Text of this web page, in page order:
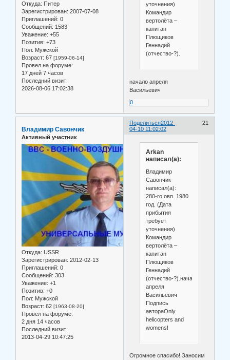
Откуда: Питер
Зарегистрирован: 2007-07-08
Приглашений: 0
Сообщений: 1583
Уважение: +55
Позитив: +73
Пол: Мужской
Возраст: 67 [1959-06-14]
Провел на форуме:
17 дней 7 часов
Последний визит:
2026-08-06 17:02:38
уточнения)
Командир
вертолёта –
капитан
Плющиков
Геннадий
(отчество-?).
начало апреля
Васильевич
0
Поделиться 21
2012-
04-10 11:02:02
Владимир Савончик
Активный участник
Откуда: USSR
Зарегистрирован: 2012-02-13
Приглашений: 0
Сообщений: 303
Уважение: +1
Позитив: +0
Пол: Мужской
Возраст: 62 [1963-08-20]
Провел на форуме:
2 дня 14 часов
Последний визит:
2013-04-29 10:47:25
Arkan
написал(а):
Владимир
Савончик
написал(а):
280-го овп. 1980
год. (Дата
прибытия
требует
уточнения)
Командир
вертолёта –
капитан
Плющиков
Геннадий
(отчество-?).начало
апреля
Васильевич
Подпись
автораOnly
helicopters and
womens!
Огромное спасибо! Заносим